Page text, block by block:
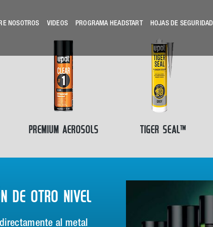
NOSOTROS VIDEOS PROGRAMA HEADSTART HOJAS DE SEGURIDAD
PREMIUM AEROSOLS TIGER SEAL™
DE OTRO NIVEL
al metal